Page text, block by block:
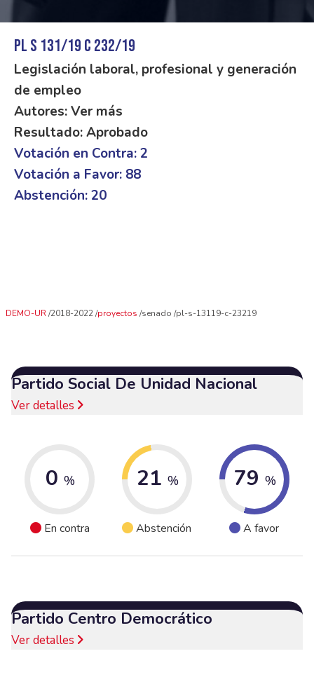
PL S 131/19 C 232/19
Legislación laboral, profesional y generación
de empleo
Autores: Ver más
Resultado: Aprobado
Votación en Contra: 2
Votación a Favor: 88
Abstención: 20
DEMO-UR 2018-2022 proyectos senado pl-s-13119-c-23219
Partido Social De Unidad Nacional
Ver detalles
0 %
En contra
21 %
Abstención
79 %
A favor
Partido Centro Democrático
Ver detalles